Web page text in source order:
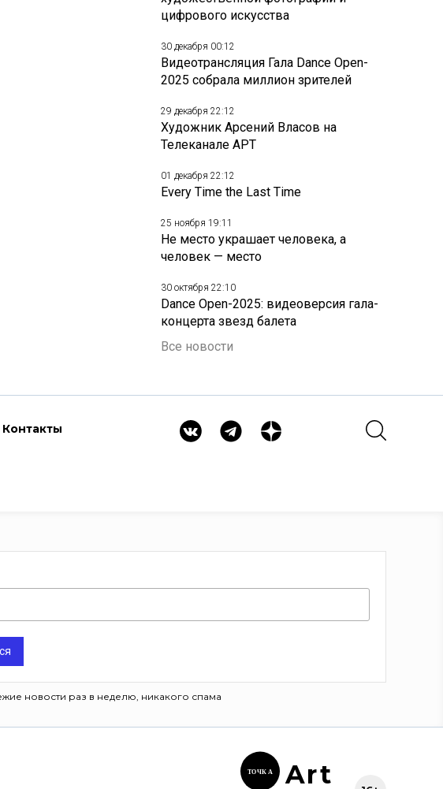
цифрового искусства
30 декабря 00:12
Видеотрансляция Гала Dance Open-
2025 собрала миллион зрителей
29 декабря 22:12
Художник Арсений Власов на
Телеканале АРТ
01 декабря 22:12
Every Time the Last Time
25 ноября 19:11
Не место украшает человека, а
человек — место
30 октября 22:10
Dance Open-2025: видеоверсия гала-
концерта звезд балета
Все новости
Контакты
новости раз в неделю, никакого спама
ТОЧК А Art